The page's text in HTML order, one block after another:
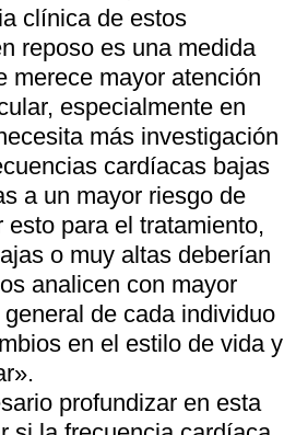
clínica de estos
reposo es una medida
merece mayor atención
especialmente en
más investigación
cardíacas bajas
a un mayor riesgo de
para el tratamiento,
o muy altas deberían
analicen con mayor
de cada individuo
en el estilo de vida y
profundizar en esta